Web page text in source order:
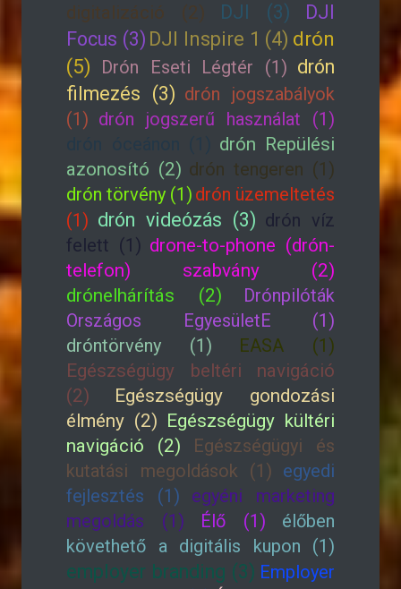
digitalizáció (2) DJI (3)
DJI
Focus (3) DJI Inspire 1 (4) drón
(5)
Drón Eseti Légtér (1) drón
filmezés (3) drón jogszabályok
(1) drón jogszerű használat (1)
drón Repülési
azonosító (2) drón tengeren (1)
drón törvény (1) drón üzemeltetés
(1) drón videózás (3) drón víz
felett (1) drone-to-phone (drón-
telefon) szabvány (2)
drónelhárítás (2)
Drónpilóták
Országos EgyesületE (1)
dróntörvény (1)
EASA (1)
Egészségügy beltéri navigáció
(2)
Egészségügy gondozási
élmény (2) Egészségügy kültéri
navigáció (2)
Egészségügyi és
kutatási megoldások (1) egyedi
fejlesztés (1)
egyéni marketing
megoldás (1)
Élő (1)
élőben
követhető a digitális kupon (1)
employer branding (3) Employer